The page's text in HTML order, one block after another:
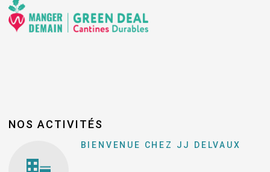
NOS ACTIVITÉS
BIENVENUE CHEZ JJ DELVAUX